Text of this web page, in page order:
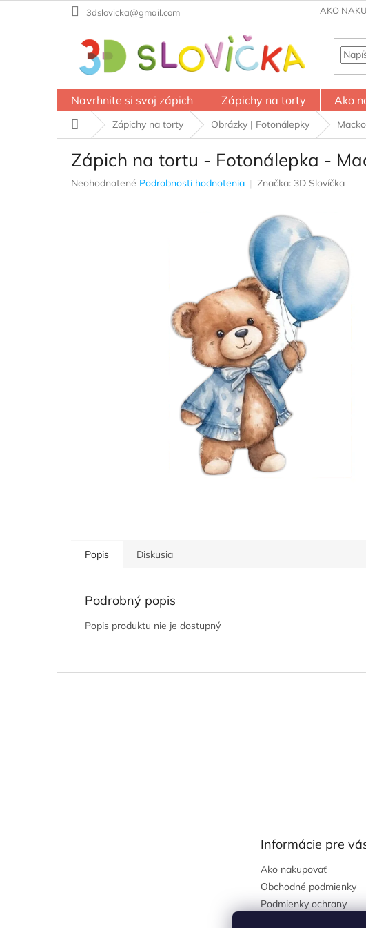
na
3dslovicka@gmail.com AKO
Navrhnite si svoj zápich Zápichy na torty Ako
DomovZápichy na torty Obrázky | Fotonálepky
Zápich na tortu - Fotonálepka -
Priemerné
Neohodnotené Podrobnosti hodnotenia Značka: 3D Slovíčka
Popis Diskusia
Podrobný popis
Popis produktu nie je dostupný
Informácie pre
Ako nakupovať
Obchodné podmienky
Podmienky ochrany